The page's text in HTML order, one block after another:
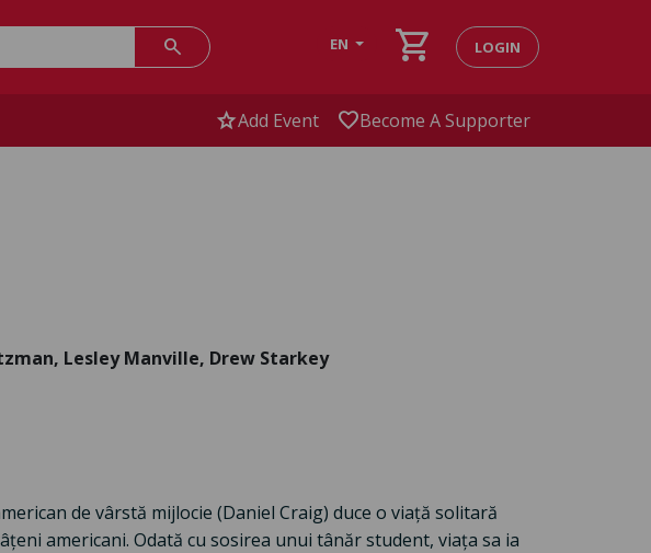
search EN shopping_cart LOGIN
starAdd Event favoriteBecome A Supporter
Lesley Manville, Drew Starkey
de vârstă mijlocie (Daniel Craig) duce o viață solitară
americani. Odată cu sosirea unui tânăr student, viața sa ia